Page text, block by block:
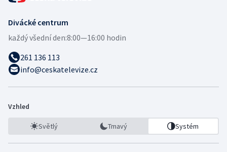
Divácké centrum
každý všední den:8:00—16:00 hodin
261 136 113
info@ceskatelevize.cz
Vzhled
Světlý Tmavý Systém